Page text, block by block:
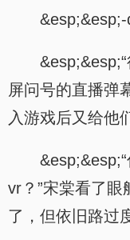
&esp;&esp;-
屏问号的直播弹
入游戏后又给他
vr？”宋棠看了
了，但依旧路过